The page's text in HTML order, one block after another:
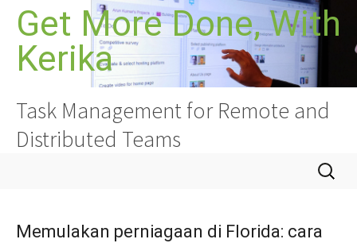
Langkau
kandungan
Get More Done, With
Kerika
Task Management for Remote and
Distributed Teams
Cari:
Memulakan perniagaan di Florida: cara